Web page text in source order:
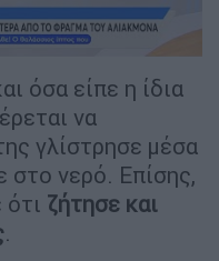
όσα είπε η ίδια
να
γλίστρησε μέσα
στο νερό. Επίσης,
ότι ζήτησε και
.